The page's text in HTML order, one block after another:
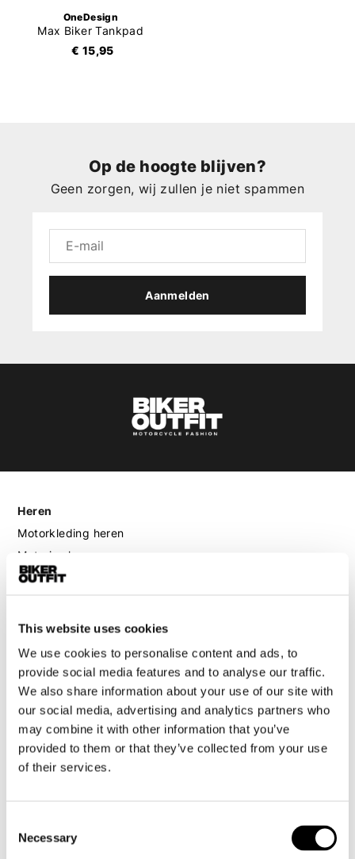
This website uses cookies
We use cookies to personalise content and ads, to
provide social media features and to analyse our traffic.
We also share information about your use of our site with
our social media, advertising and analytics partners who
may combine it with other information that you’ve
provided to them or that they’ve collected from your use
of their services.
Selection
Necessary
OneDesign
Max Biker Tankpad
€ 15,95
Op de hoogte blijven?
Geen zorgen, wij zullen je niet spammen
Aanmelden
Heren
Motorkleding heren
Motorjas heren
Motorbroek heren
Motorjeans heren
Motorhelm heren
Motorhandschoenen heren
Motorlaarzen heren
Dames